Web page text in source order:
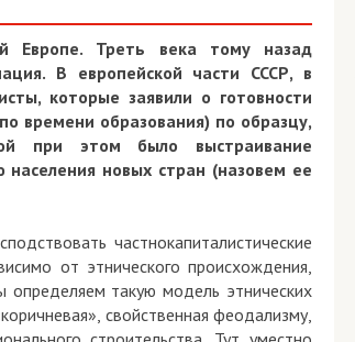
Европе. Треть века тому назад
В европейской части СССР, в
которые заявили о готовности
времени образования) по образцу,
при этом было выстраивание
новых стран (назовем ее
частнокапиталистические
от этнического происхождения,
определяем такую модель этнических
свойственная феодализму,